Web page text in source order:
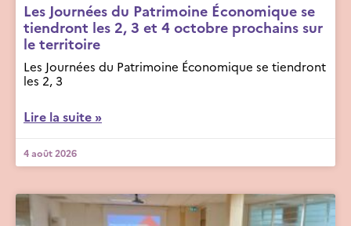
Les Journées du Patrimoine Économique se
tiendront les 2, 3 et 4 octobre prochains sur
le territoire
Les Journées du Patrimoine Économique se tiendront
les 2, 3
Lire la suite »
4 août 2026